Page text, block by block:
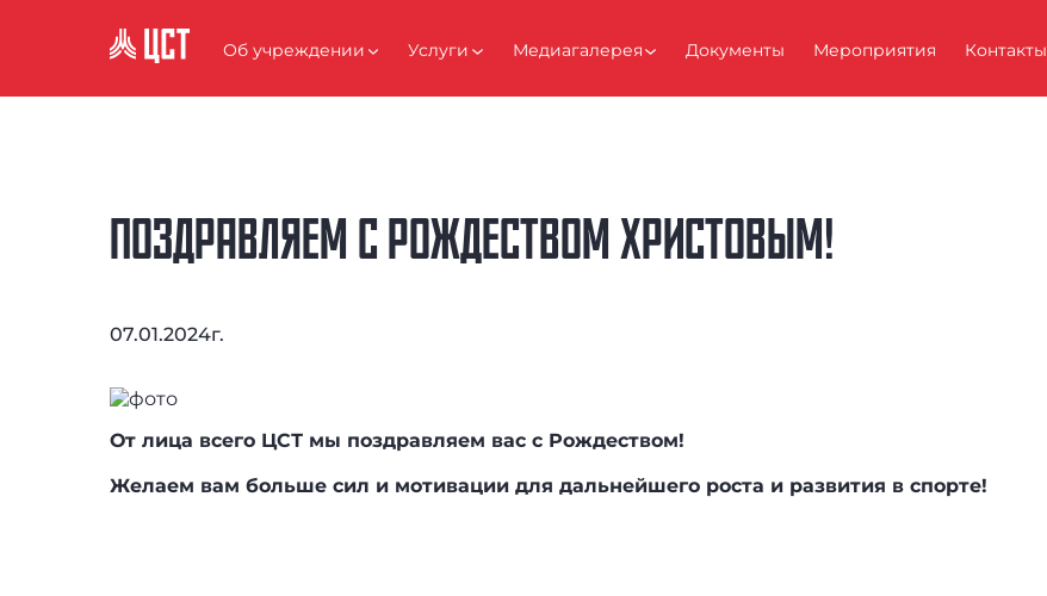
Об учреждении Услуги Медиагалерея Документы Мероприятия Контакты
КОНТАКТЫ
ПОЗДРАВЛЯЕМ С РОЖДЕСТВОМ ХРИСТОВЫМ!
07.01.2024г.
От лица всего ЦСТ мы поздравляем вас с Рождеством!
Желаем вам больше сил и мотивации для дальнейшего роста и развития в спорте!